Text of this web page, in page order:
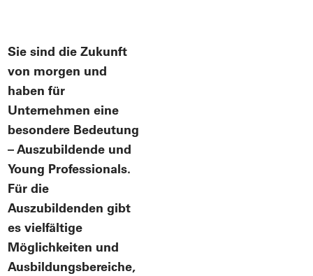
Sie sind die Zukunft
von morgen und
haben für
Unternehmen eine
besondere Bedeutung
– Auszubildende und
Young Professionals.
Für die
Auszubildenden gibt
es vielfältige
Möglichkeiten und
Ausbildungsbereiche,